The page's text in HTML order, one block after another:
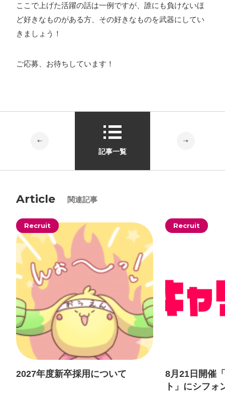
ここで上げた活躍の話は一例ですが、誰にも負けないほ
ど好きなものがある方、その好きなものを武器にしてい
きましょう！
ご応募、お待ちしています！
記事一覧
Article 関連記事
Recruit
2027年度新卒採用について
Recruit
8月21日開催
ト」にシフォ